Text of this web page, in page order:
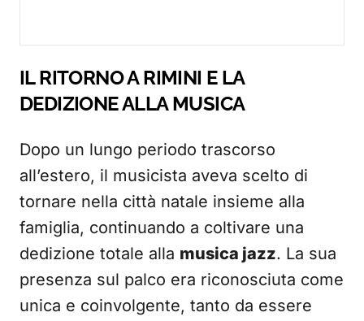
IL RITORNO A RIMINI E LA
DEDIZIONE ALLA MUSICA
Dopo un lungo periodo trascorso
all’estero, il musicista aveva scelto di
tornare nella città natale insieme alla
famiglia, continuando a coltivare una
dedizione totale alla musica jazz. La sua
presenza sul palco era riconosciuta come
unica e coinvolgente, tanto da essere